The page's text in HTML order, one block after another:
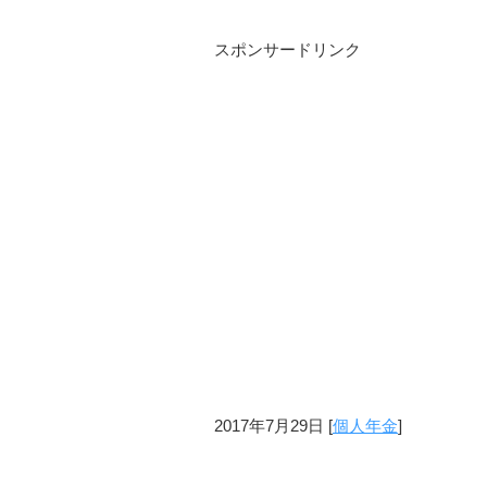
スポンサードリンク
2017年7月29日 [個人年金]